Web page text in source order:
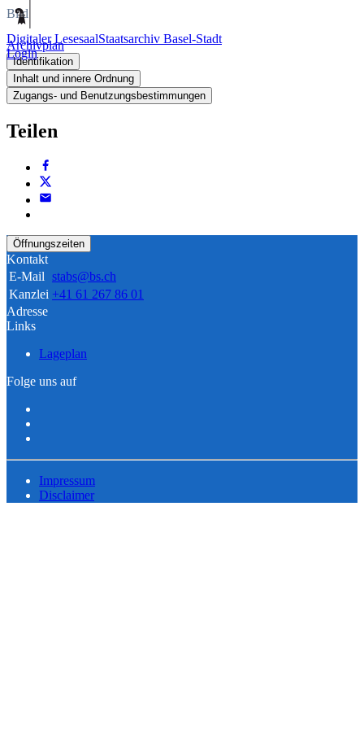
Digitaler LesesaalStaatsarchiv Basel-Stadt
Login
Bild
Archivplan
Identifikation
Inhalt und innere Ordnung
Zugangs- und Benutzungsbestimmungen
Teilen
Öffnungszeiten
Kontakt
E-Mail stabs@bs.ch
Kanzlei +41 61 267 86 01
Adresse
Links
Lageplan
Folge uns auf
Impressum
Disclaimer